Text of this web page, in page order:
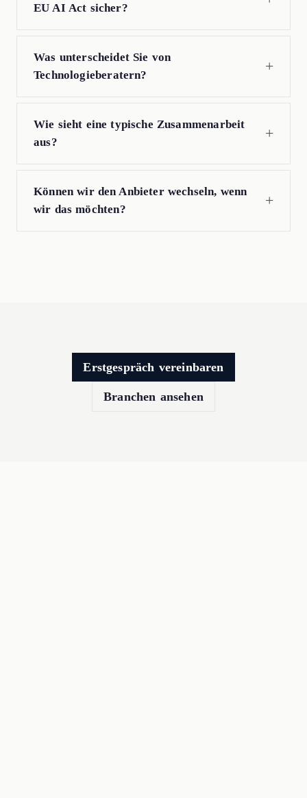
EU AI Act sicher?
Was unterscheidet Sie von
Technologieberatern?
Wie sieht eine typische Zusammenarbeit
aus?
Können wir den Anbieter wechseln, wenn
wir das möchten?
Erstgespräch vereinbaren
Branchen ansehen